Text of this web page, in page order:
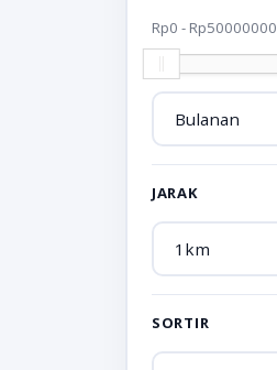
Rp0 - Rp50000000
JARAK
SORTIR